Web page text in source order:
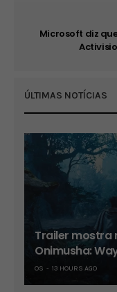
Microsoft diz
ÚLTIMAS NOTÍCIAS
Trailer mostra
Onimusha:
OS 13 HOURS AGO